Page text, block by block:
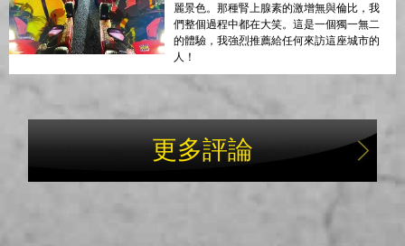
麗景色。那種腎上腺素的激增無與倫比，我
們整個過程中都在大笑。這是一個獨一無二
的體驗，我強烈推薦給任何來訪這座城市的
人！
更多評論